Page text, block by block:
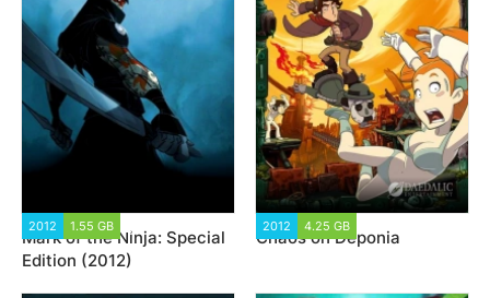
2012 1.55 GB
Mark of the Ninja: Special
Edition (2012)
2012 4.25 GB
Chaos on Deponia